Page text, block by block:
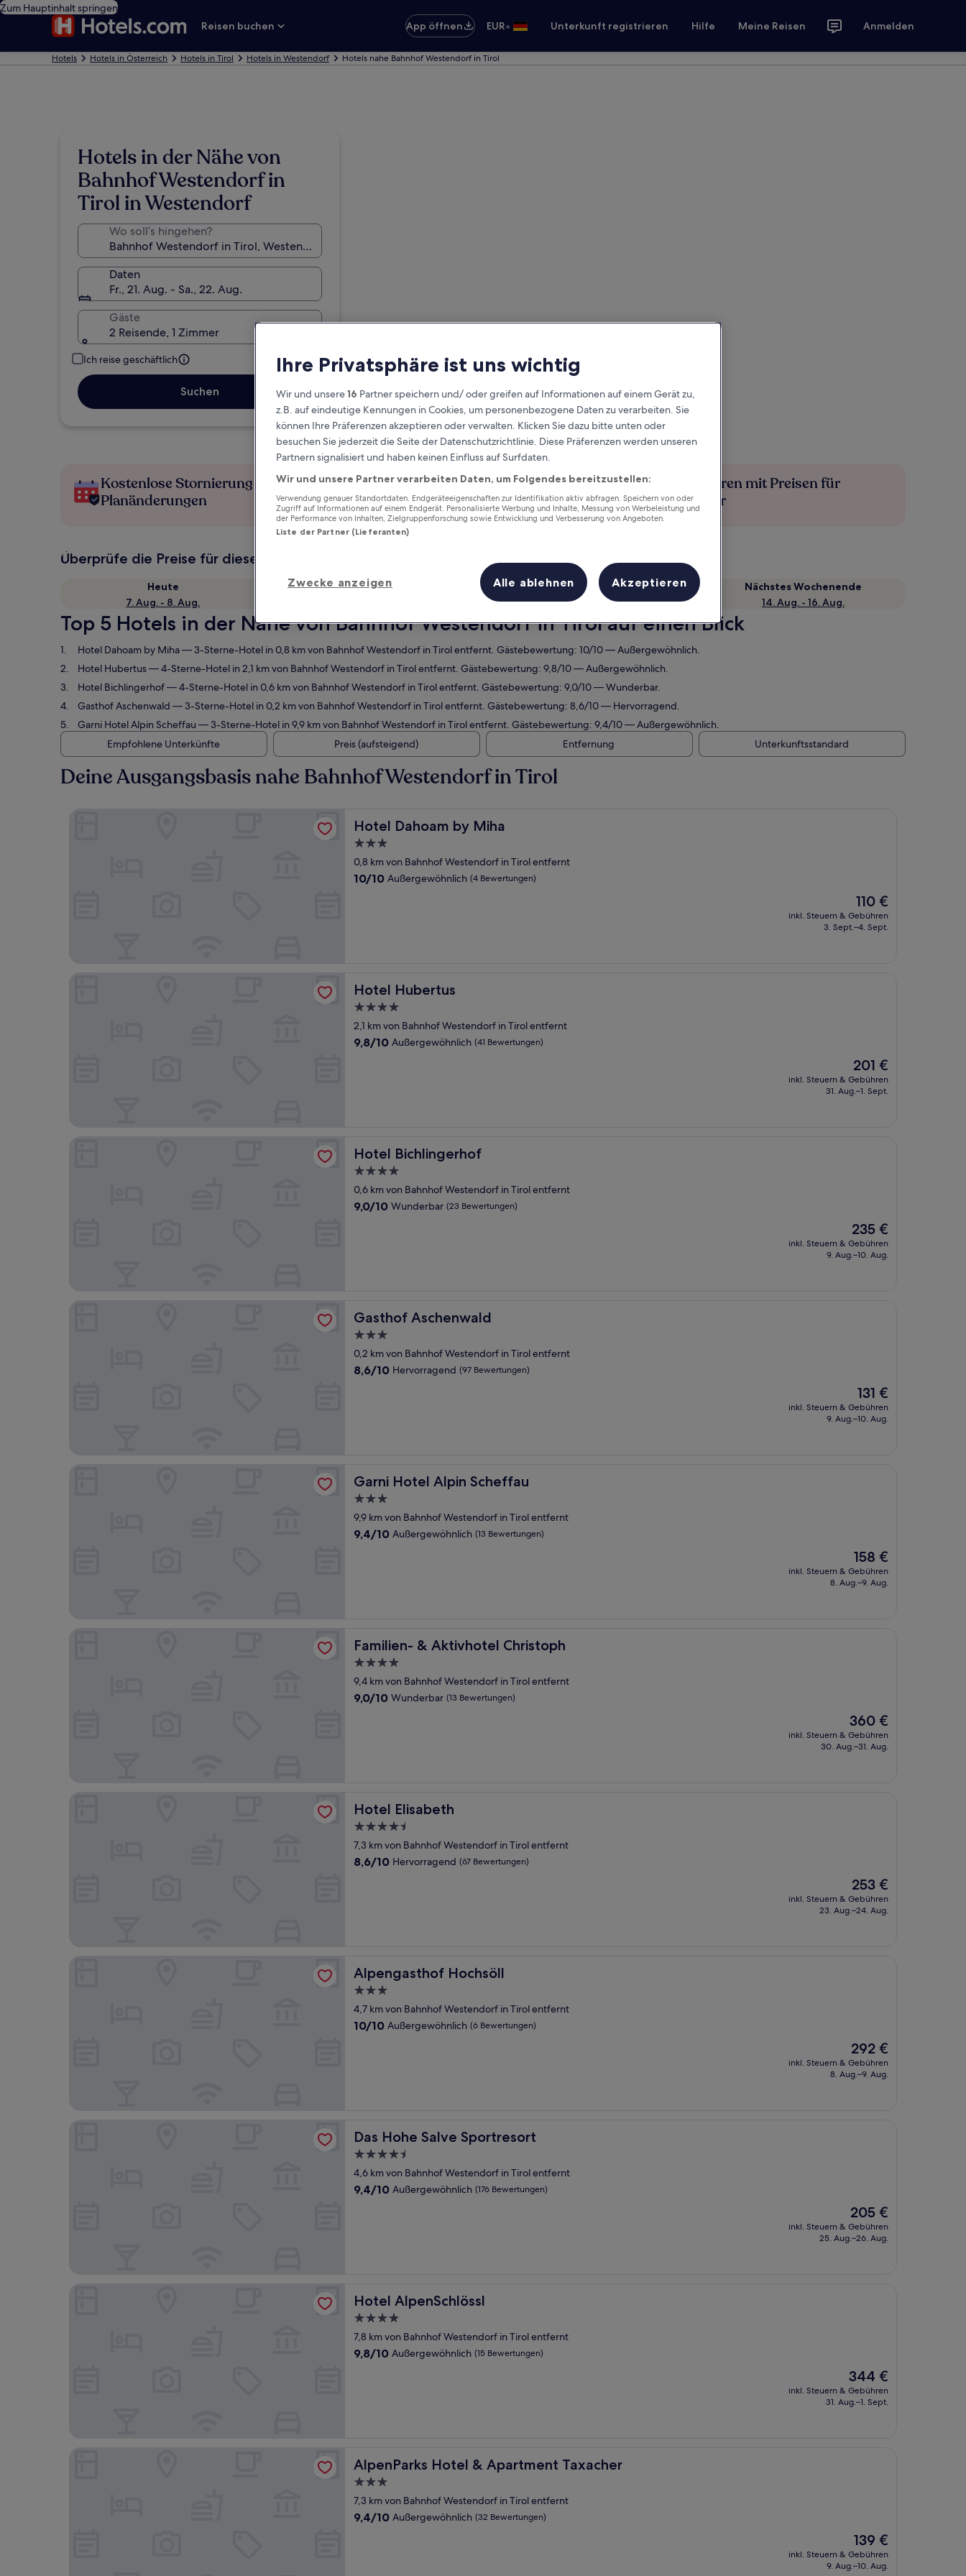
Zum Hauptinhalt springen
Reisen buchen
App öffnen EUR• Unterkunft registrieren Hilfe Meine Reisen Anmelden
Hotels Hotels in Österreich Hotels in Tirol Hotels in Westendorf Hotels nahe Bahnhof Westendorf in Tirol
Hotels in der Nähe von
Bahnhof Westendorf in
Tirol in Westendorf
Wo soll’s hingehen?
Daten
Fr., 21. Aug. - Sa., 22. Aug.
Gäste
2 Reisende, 1 Zimmer
Ich reise geschäftlich
Suchen
Kostenlose Stornierung bei
Planänderungen
Verdiene Prämien für jede
wahrgenommene Übernachtung
Mehr sparen mit Preisen für
Mitglieder
Überprüfe die Preise für diese Daten
Heute
7. Aug. - 8. Aug.
Morgen
Dieses Wochenende
7. Aug. - 9. Aug.
Nächstes Wochenende
14. Aug. - 16. Aug.
Top 5 Hotels in der Nähe von Bahnhof Westendorf in Tirol auf einen Blick
Hotel Dahoam by Miha— 3-Sterne-Hotel in 0,8 km von Bahnhof Westendorf in Tirol entfernt. Gästebewertung: 10/10 — Außergewöhnlich.
Hotel Hubertus— 4-Sterne-Hotel in 2,1 km von Bahnhof Westendorf in Tirol entfernt. Gästebewertung: 9,8/10 — Außergewöhnlich.
Hotel Bichlingerhof— 4-Sterne-Hotel in 0,6 km von Bahnhof Westendorf in Tirol entfernt. Gästebewertung: 9,0/10 — Wunderbar.
Gasthof Aschenwald — 3-Sterne-Hotel in 0,2 km von Bahnhof Westendorf in Tirol entfernt. Gästebewertung: 8,6/10 — Hervorragend.
Garni Hotel Alpin Scheffau — 3-Sterne-Hotel in 9,9 km von Bahnhof Westendorf in Tirol entfernt. Gästebewertung: 9,4/10 — Außergewöhnlich.
Empfohlene Unterkünfte
Preis (aufsteigend) Entfernung Unterkunftsstandard
Deine Ausgangsbasis nahe Bahnhof Westendorf in Tirol
Hotel Dahoam by Miha
Hotel Dahoam by Miha
3.0-
Sterne-
Unterkunft
0,8 km von Bahnhof Westendorf in Tirol entfernt
10.0
10/10 Außergewöhnlich (4 Bewertungen)
Der
Preis
beträgt
110 €
inkl. Steuern & Gebühren
3. Sept.–4. Sept.
Hotel Hubertus
Hotel Hubertus
4.0-
Sterne-
Unterkunft
2,1 km von Bahnhof Westendorf in Tirol entfernt
9.8
9,8/10 Außergewöhnlich (41 Bewertungen)
Der
Preis
beträgt
201 €
inkl. Steuern & Gebühren
31. Aug.–1. Sept.
Hotel Bichlingerhof
Hotel Bichlingerhof
4.0-
Sterne-
Unterkunft
0,6 km von Bahnhof Westendorf in Tirol entfernt
9.0
9,0/10 Wunderbar (23 Bewertungen)
Der
Preis
beträgt
235 €
inkl. Steuern & Gebühren
9. Aug.–10. Aug.
Gasthof Aschenwald
Gasthof Aschenwald
3.0-
Sterne-
Unterkunft
0,2 km von Bahnhof Westendorf in Tirol entfernt
8.6
8,6/10 Hervorragend (97 Bewertungen)
Der
Preis
beträgt
131 €
inkl. Steuern & Gebühren
9. Aug.–10. Aug.
Garni Hotel Alpin Scheffau
Garni Hotel Alpin Scheffau
3.0-
Sterne-
Unterkunft
9,9 km von Bahnhof Westendorf in Tirol entfernt
9.4
9,4/10 Außergewöhnlich (13 Bewertungen)
Der
Preis
beträgt
158 €
inkl. Steuern & Gebühren
8. Aug.–9. Aug.
Familien- & Aktivhotel Christoph
Familien- & Aktivhotel Christoph
4.0-
Sterne-
Unterkunft
9,4 km von Bahnhof Westendorf in Tirol entfernt
9.0
9,0/10 Wunderbar (13 Bewertungen)
Der
Preis
beträgt
360 €
inkl. Steuern & Gebühren
30. Aug.–31. Aug.
Hotel Elisabeth
Hotel Elisabeth
4.5-
Sterne-
Unterkunft
7,3 km von Bahnhof Westendorf in Tirol entfernt
8.6
8,6/10 Hervorragend (67 Bewertungen)
Der
Preis
beträgt
253 €
inkl. Steuern & Gebühren
23. Aug.–24. Aug.
Alpengasthof Hochsöll
Alpengasthof Hochsöll
3.0-
Sterne-
Unterkunft
4,7 km von Bahnhof Westendorf in Tirol entfernt
10.0
10/10 Außergewöhnlich (6 Bewertungen)
Der
Preis
beträgt
292 €
inkl. Steuern & Gebühren
8. Aug.–9. Aug.
Das Hohe Salve Sportresort
Das Hohe Salve Sportresort
4.5-
Sterne-
Unterkunft
4,6 km von Bahnhof Westendorf in Tirol entfernt
9.4
9,4/10 Außergewöhnlich (176 Bewertungen)
Der
Preis
beträgt
205 €
inkl. Steuern & Gebühren
25. Aug.–26. Aug.
Hotel AlpenSchlössl
Hotel AlpenSchlössl
4.0-
Sterne-
Unterkunft
7,8 km von Bahnhof Westendorf in Tirol entfernt
9.8
9,8/10 Außergewöhnlich (15 Bewertungen)
Der
Preis
beträgt
344 €
inkl. Steuern & Gebühren
31. Aug.–1. Sept.
AlpenParks Hotel & Apartment Taxacher
AlpenParks Hotel & Apartment Taxacher
3.0-
Sterne-
Unterkunft
7,3 km von Bahnhof Westendorf in Tirol entfernt
9.4
9,4/10 Außergewöhnlich (32 Bewertungen)
Der
Preis
beträgt
139 €
inkl. Steuern & Gebühren
9. Aug.–10. Aug.
Ihre Privatsphäre ist uns wichtig
Wir und unsere16 Partner speichern und/ oder greifen auf Informationen auf einem Gerät zu,
z.B. auf eindeutige Kennungen in Cookies, um personenbezogene Daten zu verarbeiten. Sie
können Ihre Präferenzen akzeptieren oder verwalten. Klicken Sie dazu bitte unten oder
besuchen Sie jederzeit die Seite der Datenschutzrichtlinie. Diese Präferenzen werden unseren
Partnern signalisiert und haben keinen Einfluss auf Surfdaten.
Wir und unsere Partner verarbeiten Daten, um Folgendes bereitzustellen:
Verwendung genauer Standortdaten. Endgeräteeigenschaften zur Identifikation aktiv abfragen. Speichern von oder
Zugriff auf Informationen auf einem Endgerät. Personalisierte Werbung und Inhalte, Messung von Werbeleistung und
der Performance von Inhalten, Zielgruppenforschung sowie Entwicklung und Verbesserung von Angeboten.
Liste der Partner (Lieferanten)
Zwecke anzeigen Alle ablehnen Akzeptieren